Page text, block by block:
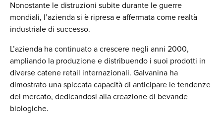
Nonostante le distruzioni subite durante le guerre
mondiali, l’azienda si è ripresa e affermata come realtà
industriale di successo.
L’azienda ha continuato a crescere negli anni 2000,
ampliando la produzione e distribuendo i suoi prodotti in
diverse catene retail internazionali. Galvanina ha
dimostrato una spiccata capacità di anticipare le tendenze
del mercato, dedicandosi alla creazione di bevande
biologiche.